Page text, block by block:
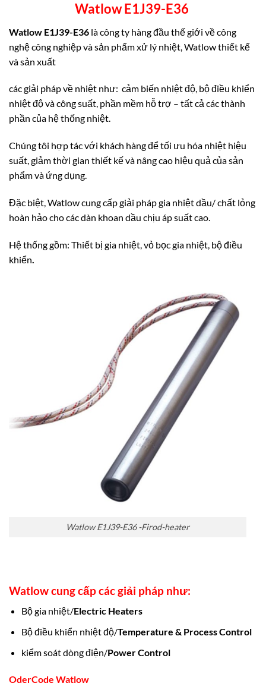
Watlow E1J39-E36
Watlow E1J39-E36 là công ty hàng đầu thế giới về công
nghệ công nghiệp và sản phẩm xử lý nhiệt, Watlow thiết kế
và sản xuất
các giải pháp về nhiệt như: cảm biến nhiệt độ, bộ điều khiển
nhiệt độ và công suất, phần mềm hỗ trợ – tất cả các thành
phần của hệ thống nhiệt.
Chúng tôi hợp tác với khách hàng để tối ưu hóa nhiệt hiệu
suất, giảm thời gian thiết kế và nâng cao hiệu quả của sản
phẩm và ứng dụng.
Đặc biệt, Watlow cung cấp giải pháp gia nhiệt dầu/ chất lỏng
hoàn hảo cho các dàn khoan dầu chịu áp suất cao.
Hệ thống gồm: Thiết bị gia nhiệt, vỏ bọc gia nhiệt, bộ điều
khiển
Watlow E1J39-E36 -Firod-heater
Watlow cung cấp các giải pháp như:
Bộ gia nhiệt/Electric Heaters
Bộ điều khiển nhiệt độ/Temperature & Process Control
kiểm soát dòng điện/Power Control
OderCode Watlow